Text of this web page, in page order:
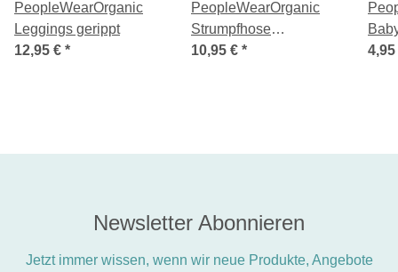
PeopleWearOrganic
Leggings gerippt
12,95 € *
PeopleWearOrganic
Strumpfhose
"Winterblumen"
10,95 € *
Newsletter Abonnieren
Jetzt immer wissen, wenn wir neue Produkte, Angebote